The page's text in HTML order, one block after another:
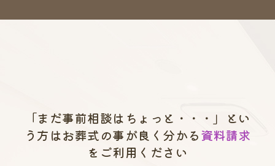
「まだ事前相談はちょっと・・・」とい
う方はお葬式の事が良く分かる資料請求
をご利用ください